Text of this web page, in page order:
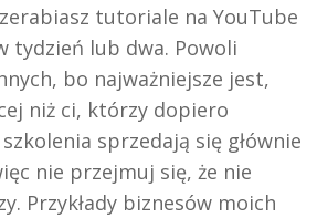
tutoriale na YouTube
tydzień lub dwa. Powoli
bo najważniejsze jest,
niż ci, którzy dopiero
sprzedają się głównie
nie przejmuj się, że nie
Przykłady biznesów moich